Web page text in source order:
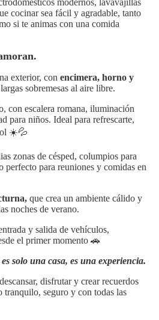
modernos, lavavajillas
cocinar sea fácil y agradable, tanto
si te animas con una comida
exterior, con encimera, horno y
sobremesas al aire libre.
con escalera romana, iluminación
para niños. Ideal para refrescarte,
☀️💦
zonas de césped, columpios para
perfecto para reuniones y comidas en
que crea un ambiente cálido y
noches de verano.
y salida de vehículos,
el primer momento 🚗
solo una casa, es una experiencia.
disfrutar y crear recuerdos
tranquilo, seguro y con todas las